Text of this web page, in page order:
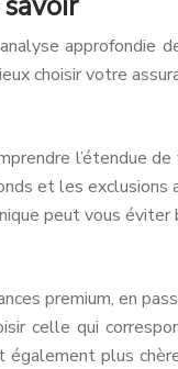
choisir votre
l’étendue
et les
peut vous éviter
premium, en
celle qui
plus